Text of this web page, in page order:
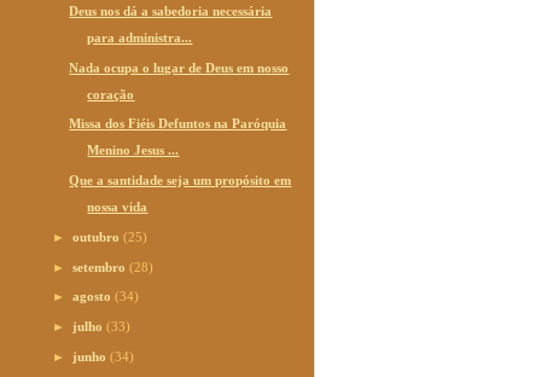
Deus nos dá a sabedoria necessária
para administra...
Nada ocupa o lugar de Deus em nosso
coração
Missa dos Fiéis Defuntos na Paróquia
Menino Jesus ...
Que a santidade seja um propósito em
nossa vida
►outubro(25)
►setembro(28)
►agosto(34)
► julho(33)
► junho(34)